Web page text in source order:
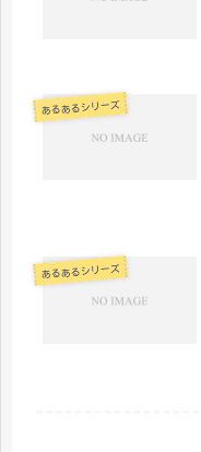
あるあるシリーズ
あるあるシリーズ